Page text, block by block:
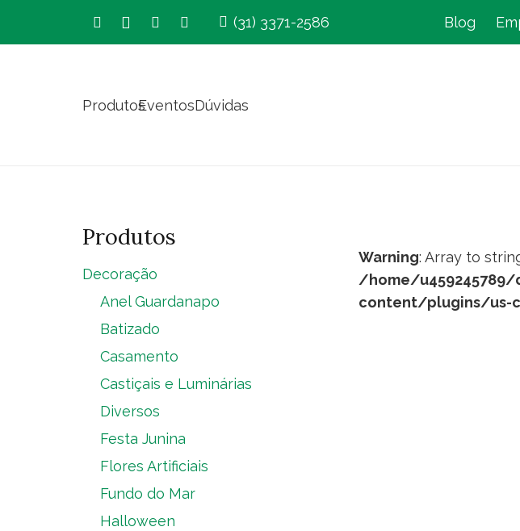
(31) 3371-2586 Blog
ProdutosEventosDúvidas
Warning: Array to
/home/
content/plugins/us-
Produtos
Decoração
Anel Guardanapo
Batizado
Casamento
Castiçais e Luminárias
Diversos
Festa Junina
Flores Artificiais
Fundo do Mar
Halloween